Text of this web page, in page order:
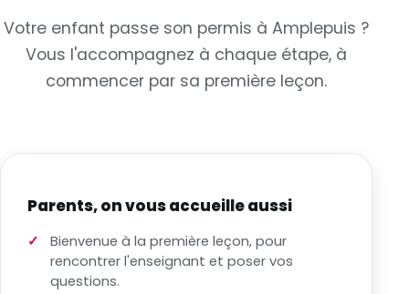
Votre enfant passe son permis à Amplepuis ?
Vous l'accompagnez à chaque étape, à
commencer par sa première leçon.
Parents, on vous accueille aussi
Bienvenue à la première leçon, pour
rencontrer l'enseignant et poser vos
questions.